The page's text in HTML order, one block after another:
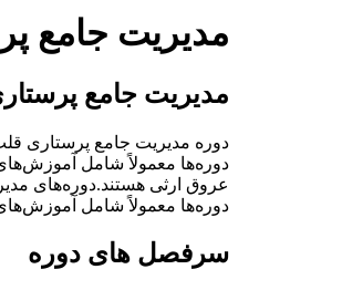
مدیریت جامع
مدیریت جامع
دوره مدیریت جامع پرستاری
دوره‌ها معمولاً شامل
عروق ارثی هستند.دوره‌های
دوره‌ها معمولاً شامل
سرفصل های دوره